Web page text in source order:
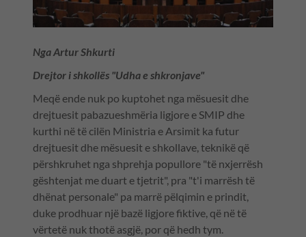
Nga Artur Shkurti
Drejtor i shkollës "Udha e shkronjave"
Meqë ende nuk po kuptohet nga mësuesit dhe
drejtuesit pabazueshmëria ligjore e SMIP dhe
kurthi në të cilën Ministria e Arsimit ka futur
drejtuesit dhe mësuesit e shkollave, teknikë që
përshkruhet nga shprehja popullore "të nxjerrësh
gështenjat me duart e tjetrit", pra "t'i marrësh të
dhënat personale" pa marrë pëlqimin e prindit,
duke prodhuar një bazë ligjore fiktive, që në të
vërtetë nuk thotë asgjë, por që hedh tym.